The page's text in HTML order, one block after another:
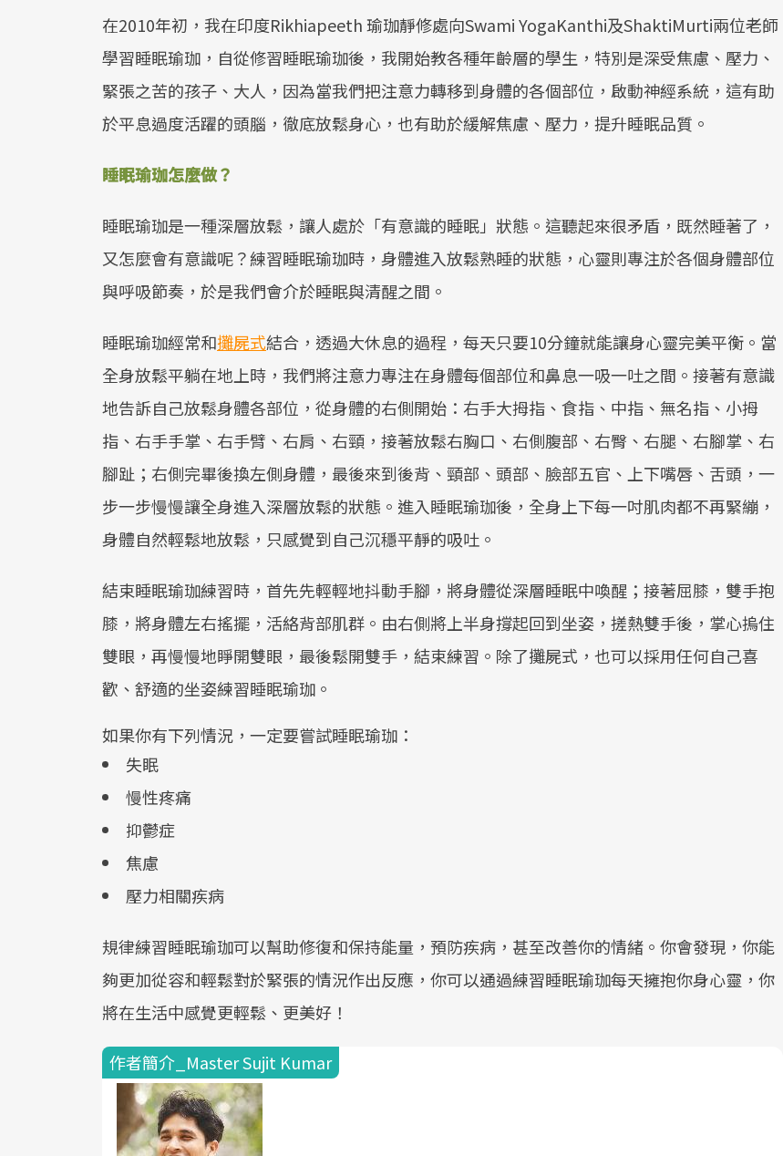
在2010年初，我在印度Rikhiapeeth 瑜珈靜修處向Swami YogaKanthi及ShaktiMurti兩位老師
學習睡眠瑜珈，自從修習睡眠瑜珈後，我開始教各種年齡層的學生，特別是深受焦慮、壓力、
緊張之苦的孩子、大人，因為當我們把注意力轉移到身體的各個部位，啟動神經系統，這有助
於平息過度活躍的頭腦，徹底放鬆身心，也有助於緩解焦慮、壓力，提升睡眠品質。
睡眠瑜珈怎麼做？
睡眠瑜珈是一種深層放鬆，讓人處於「有意識的睡眠」狀態。這聽起來很矛盾，既然睡著了，
又怎麼會有意識呢？練習睡眠瑜珈時，身體進入放鬆熟睡的狀態，心靈則專注於各個身體部位
與呼吸節奏，於是我們會介於睡眠與清醒之間。
睡眠瑜珈經常和攤屍式結合，透過大休息的過程，每天只要10分鐘就能讓身心靈完美平衡。當
全身放鬆平躺在地上時，我們將注意力專注在身體每個部位和鼻息一吸一吐之間。接著有意識
地告訴自己放鬆身體各部位，從身體的右側開始：右手大拇指、食指、中指、無名指、小拇
指、右手手掌、右手臂、右肩、右頸，接著放鬆右胸口、右側腹部、右臀、右腿、右腳掌、右
腳趾；右側完畢後換左側身體，最後來到後背、頸部、頭部、臉部五官、上下嘴唇、舌頭，一
步一步慢慢讓全身進入深層放鬆的狀態。進入睡眠瑜珈後，全身上下每一吋肌肉都不再緊繃，
身體自然輕鬆地放鬆，只感覺到自己沉穩平靜的吸吐。
結束睡眠瑜珈練習時，首先先輕輕地抖動手腳，將身體從深層睡眠中喚醒；接著屈膝，雙手抱
膝，將身體左右搖擺，活絡背部肌群。由右側將上半身撐起回到坐姿，搓熱雙手後，掌心摀住
雙眼，再慢慢地睜開雙眼，最後鬆開雙手，結束練習。除了攤屍式，也可以採用任何自己喜
歡、舒適的坐姿練習睡眠瑜珈。
如果你有下列情況，一定要嘗試睡眠瑜珈：
失眠
慢性疼痛
抑鬱症
焦慮
壓力相關疾病
規律練習睡眠瑜珈可以幫助修復和保持能量，預防疾病，甚至改善你的情緒。你會發現，你能
夠更加從容和輕鬆對於緊張的情況作出反應，你可以通過練習睡眠瑜珈每天擁抱你身心靈，你
將在生活中感覺更輕鬆、更美好！
作者簡介_Master Sujit Kumar